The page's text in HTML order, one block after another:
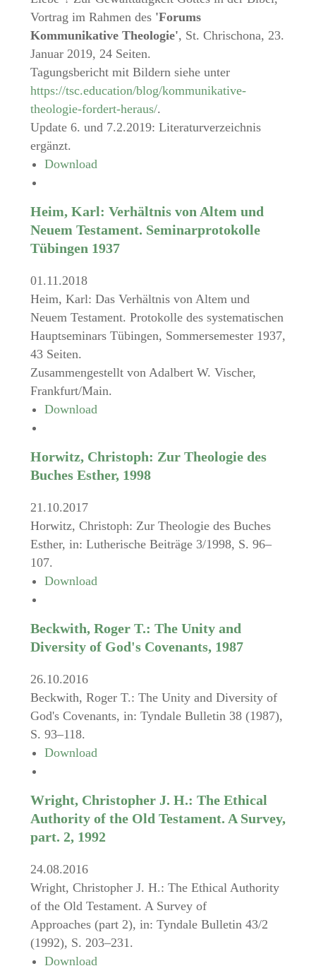
Vortrag im Rahmen des 'Forums
Kommunikative Theologie', St. Chrischona, 23.
Januar 2019, 24 Seiten.
Tagungsbericht mit Bildern siehe unter
https://tsc.education/blog/kommunikative-
theologie-fordert-heraus/.
Update 6. und 7.2.2019: Literaturverzeichnis
ergänzt.
Download
Heim, Karl: Verhältnis von Altem und
Neuem Testament. Seminarprotokolle
Tübingen 1937
01.11.2018
Heim, Karl: Das Verhältnis von Altem und
Neuem Testament. Protokolle des systematischen
Hauptseminars Tübingen, Sommersemester 1937,
43 Seiten.
Zusammengestellt von Adalbert W. Vischer,
Frankfurt/Main.
Download
Horwitz, Christoph: Zur Theologie des
Buches Esther, 1998
21.10.2017
Horwitz, Christoph: Zur Theologie des Buches
Esther, in: Lutherische Beiträge 3/1998, S. 96–
107.
Download
Beckwith, Roger T.: The Unity and
Diversity of God's Covenants, 1987
26.10.2016
Beckwith, Roger T.: The Unity and Diversity of
God's Covenants, in: Tyndale Bulletin 38 (1987),
S. 93–118.
Download
Wright, Christopher J. H.: The Ethical
Authority of the Old Testament. A Survey,
part. 2, 1992
24.08.2016
Wright, Christopher J. H.: The Ethical Authority
of the Old Testament. A Survey of
Approaches (part 2), in: Tyndale Bulletin 43/2
(1992), S. 203–231.
Download